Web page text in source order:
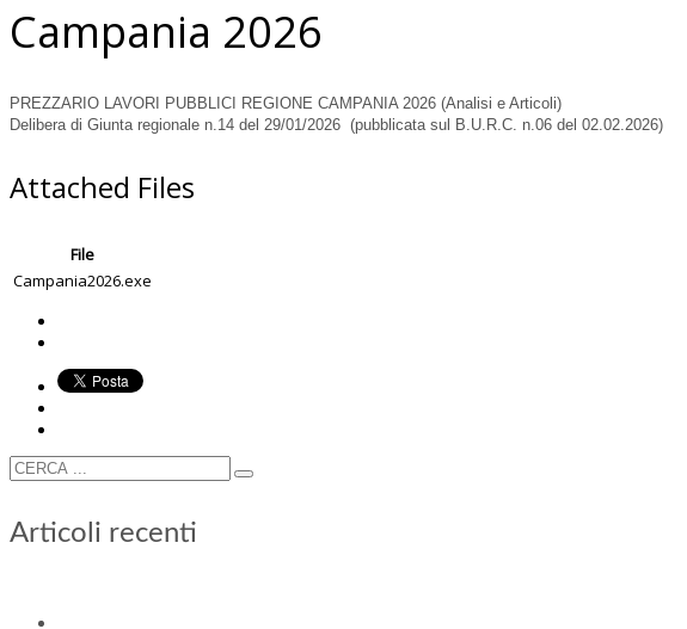
Campania 2026
PREZZARIO LAVORI PUBBLICI REGIONE CAMPANIA 2026 (Analisi e Articoli)
Delibera di Giunta regionale n.14 del 29/01/2026 (pubblicata sul B.U.R.C. n.06 del 02.02.2026)
Attached Files
File
Campania2026.exe
Articoli recenti